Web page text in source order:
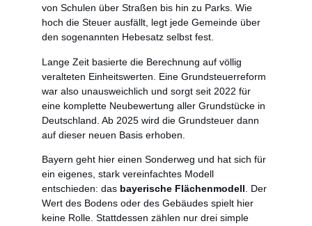
von Schulen über Straßen bis hin zu Parks. Wie
hoch die Steuer ausfällt, legt jede Gemeinde über
den sogenannten Hebesatz selbst fest.
Lange Zeit basierte die Berechnung auf völlig
veralteten Einheitswerten. Eine Grundsteuerreform
war also unausweichlich und sorgt seit 2022 für
eine komplette Neubewertung aller Grundstücke in
Deutschland. Ab 2025 wird die Grundsteuer dann
auf dieser neuen Basis erhoben.
Bayern geht hier einen Sonderweg und hat sich für
ein eigenes, stark vereinfachtes Modell
entschieden: das bayerische Flächenmodell . Der
Wert des Bodens oder des Gebäudes spielt hier
keine Rolle. Stattdessen zählen nur drei simple